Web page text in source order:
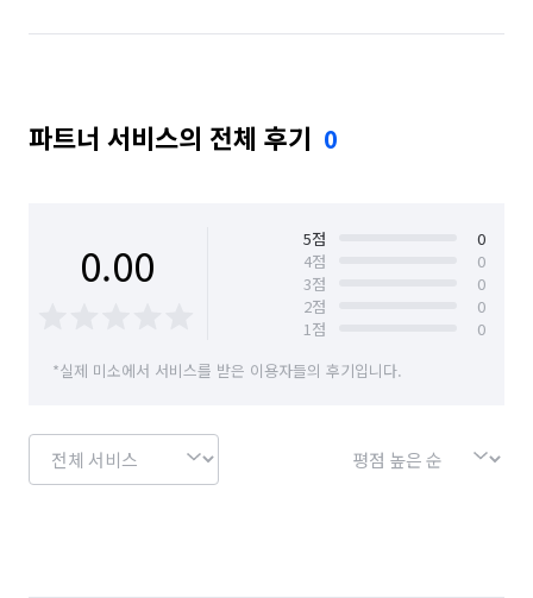
파트너 서비스의 전체 후기 0
0.00 5점
0
4점
0
3점
0
2점
0
1점
0
*실제 미소에서 서비스를 받은 이용자들의 후기입니다.